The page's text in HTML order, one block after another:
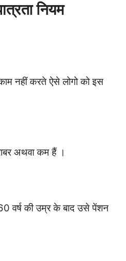
नियम
नहीं करते ऐसे लोगो को इस
अथवा कम हैं ।
वर्ष की उम्र के बाद उसे पेंशन